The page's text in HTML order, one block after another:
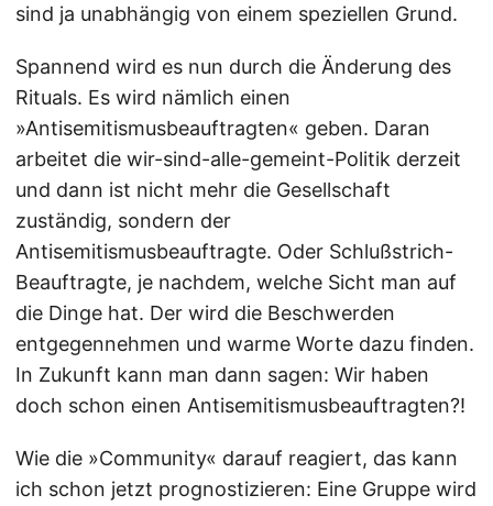
sind ja unabhängig von einem speziellen Grund.
Spannend wird es nun durch die Änderung des
Rituals. Es wird nämlich einen
»Antisemitismusbeauftragten« geben. Daran
arbeitet die wir-sind-alle-gemeint-Politik derzeit
und dann ist nicht mehr die Gesellschaft
zuständig, sondern der
Antisemitismusbeauftragte. Oder Schlußstrich-
Beauftragte, je nachdem, welche Sicht man auf
die Dinge hat. Der wird die Beschwerden
entgegennehmen und warme Worte dazu finden.
In Zukunft kann man dann sagen: Wir haben
doch schon einen Antisemitismusbeauftragten?!
Wie die »Community« darauf reagiert, das kann
ich schon jetzt prognostizieren: Eine Gruppe wird